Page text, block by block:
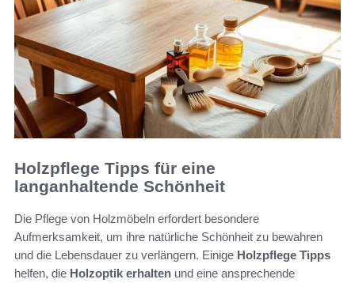
Holzpflege Tipps für eine
langanhaltende Schönheit
Die Pflege von Holzmöbeln erfordert besondere
Aufmerksamkeit, um ihre natürliche Schönheit zu bewahren
und die Lebensdauer zu verlängern. Einige Holzpflege Tipps
helfen, die Holzoptik erhalten und eine ansprechende